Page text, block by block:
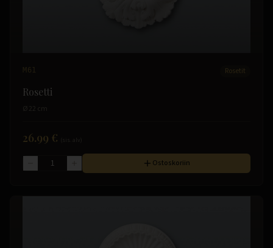
M61 Rosetit
Rosetti
Ø 22 cm
26.99 €
Ostoskoriin